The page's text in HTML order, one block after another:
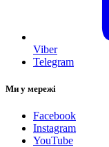
Viber
Telegram
Ми у мережі
Facebook
Instagram
YouTube